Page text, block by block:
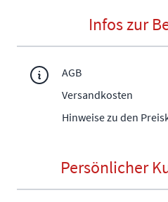
Infos zur
AGB
Versandkosten
Hinweise zu den
Persönlicher